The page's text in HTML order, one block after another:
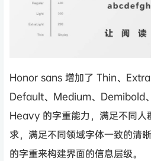
Honor sans 增加了 Thin、
Default、Medium、Demibold
Heavy 的字重能力，满足不同人
求，满足不同领域字体一致的清
的字重来构建界面的信息层级。